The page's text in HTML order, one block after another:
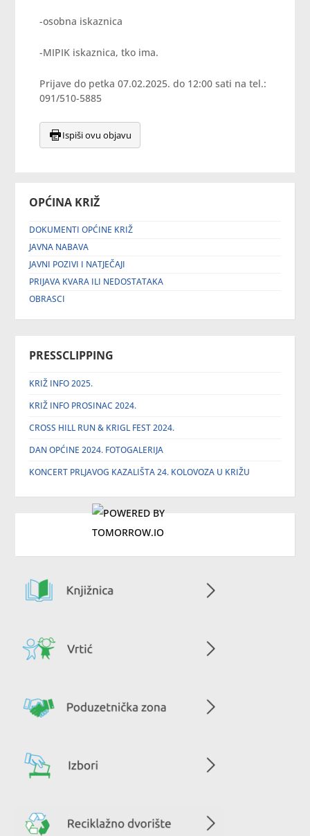
OPĆINA KRIŽ
DOKUMENTI OPĆINE KRIŽ
JAVNA NABAVA
JAVNI POZIVI I NATJEČAJI
PRIJAVA KVARA ILI NEDOSTATAKA
OBRASCI
PRESSCLIPPING
KRIŽ INFO 2025.
KRIŽ INFO PROSINAC 2024.
CROSS HILL RUN & KRIGL FEST 2024.
DAN OPĆINE 2024. FOTOGALERIJA
KONCERT PRLJAVOG KAZALIŠTA 24. KOLOVOZA U KRIŽU
-osobna iskaznica
-MIPIK iskaznica, tko ima.
Prijave do petka 07.02.2025. do 12:00 sati na tel.:
091/510-5885
Ispiši ovu objavu